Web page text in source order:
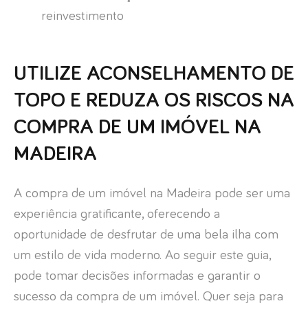
reinvestimento
UTILIZE ACONSELHAMENTO DE
TOPO E REDUZA OS RISCOS NA
COMPRA DE UM IMÓVEL NA
MADEIRA
A compra de um imóvel na Madeira pode ser uma
experiência gratificante, oferecendo a
oportunidade de desfrutar de uma bela ilha com
um estilo de vida moderno. Ao seguir este guia,
pode tomar decisões informadas e garantir o
sucesso da compra de um imóvel. Quer seja para